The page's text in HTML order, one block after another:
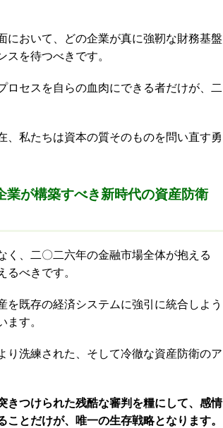
において、どの企業が真に強靭な財務基盤
を待つべきです。
セスを自らの血肉にできる者だけが、二
私たちは資本の質そのものを問い直す勇
が構築すべき新時代の資産防衛
く、二〇二六年の金融市場全体が抱える
るべきです。
既存の経済システムに強引に統合しよう
ます。
り洗練された、そして冷徹な資産防衛のア
きつけられた残酷な審判を糧にして、感情
とだけが、唯一の生存戦略となります。